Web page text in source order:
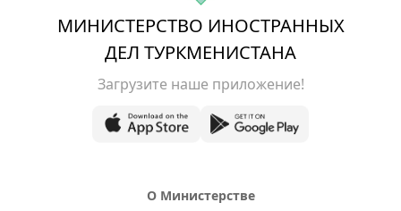
МИНИСТЕРСТВО ИНОСТРАННЫХ
ДЕЛ ТУРКМЕНИСТАНА
Загрузите наше приложение!
О Министерстве